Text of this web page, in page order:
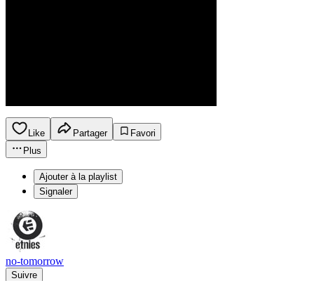
Like Partager
Favori
Plus
Ajouter à la playlist
Signaler
no-tomorrow
Suivre